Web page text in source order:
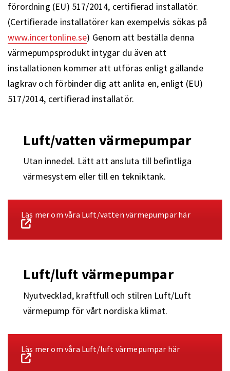
förordning (EU) 517/2014, certifierad installatör.
(Certifierade installatörer kan exempelvis sökas på
www.incertonline.se) Genom att beställa denna
värmepumpsprodukt intygar du även att
installationen kommer att utföras enligt gällande
lagkrav och förbinder dig att anlita en, enligt (EU)
517/2014, certifierad installatör.
Luft/vatten värmepumpar
Utan innedel. Lätt att ansluta till befintliga
värmesystem eller till en tekniktank.
Läs mer om våra Luft/vatten värmepumpar här
Luft/luft värmepumpar
Nyutvecklad, kraftfull och stilren Luft/Luft
värmepump för vårt nordiska klimat.
Läs mer om våra Luft/luft värmepumpar här